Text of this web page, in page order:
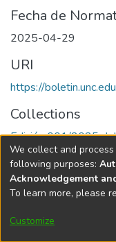
Fecha de
2025-04-29
URI
https://
Collections
Edición 001/2025
We collect and
following purposes:
Acknowledgement
To learn more, please
Customize